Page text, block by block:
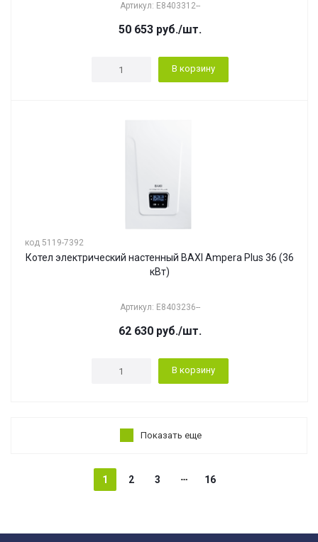
Артикул: E8403312--
50 653руб./шт.
В корзину
код 5119-7392
Котел электрический настенный BAXI Ampera Plus 36 (36
кВт)
Артикул: E8403236--
62 630руб./шт.
В корзину
Показать еще
1 2 3 16